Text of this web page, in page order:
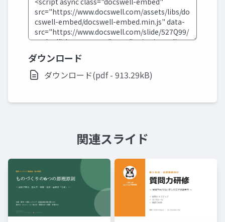
ダウンロード
ダウンロード(pdf - 913.29kB)
関連スライド